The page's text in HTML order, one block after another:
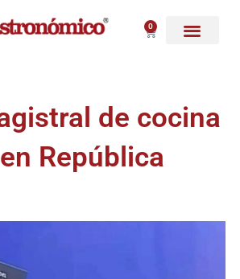
0
Carrito
de cocina
República